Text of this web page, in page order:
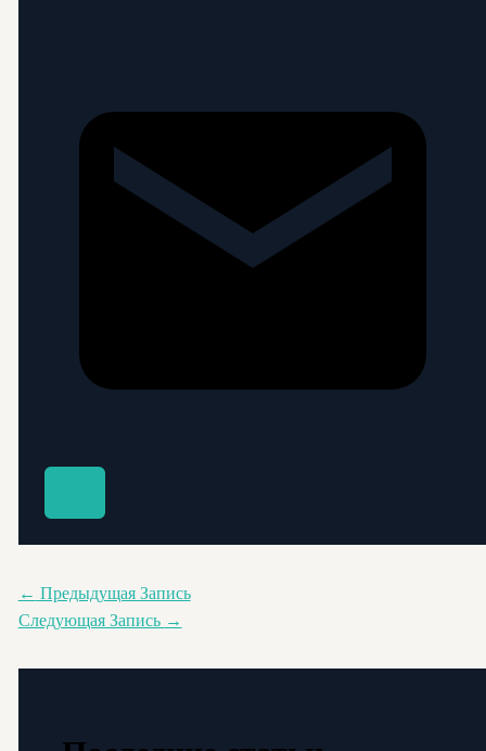
← Предыдущая Запись
Следующая Запись →